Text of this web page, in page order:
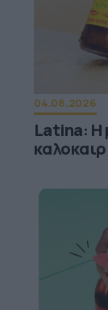
04.08.2026
Latina: Η